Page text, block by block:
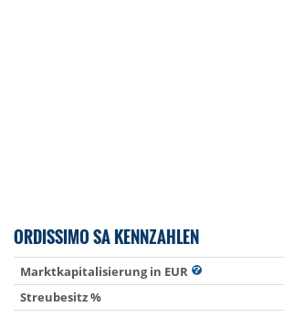
ORDISSIMO SA KENNZAHLEN
Marktkapitalisierung in EUR
Streubesitz %